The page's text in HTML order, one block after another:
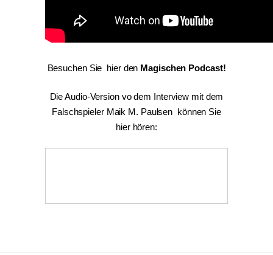
Besuchen Sie hier den Magischen Podcast!
Die Audio-Version vo dem Interview mit dem
Falschspieler Maik M. Paulsen können Sie
hier hören: